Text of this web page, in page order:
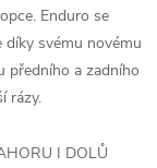
Enduro se
díky svému novému
předního a zadního
rázy.
I DOLŮ